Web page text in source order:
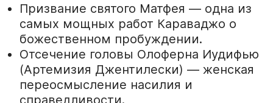
Призвание святого Матфея — одна из
самых мощных работ Караваджо о
божественном пробуждении.
Отсечение головы Олоферна Иудифью
(Артемизия Джентилески) — женская
переосмысление насилия и
справедливости.